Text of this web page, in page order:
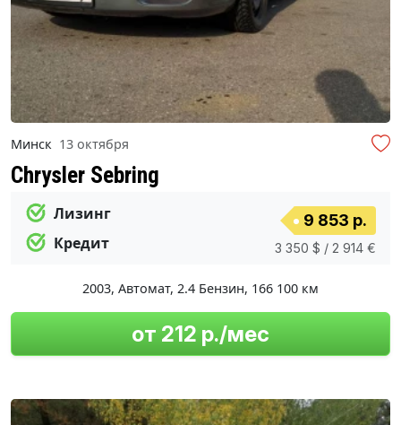
Минск 13 октября
Chrysler Sebring
Лизинг
Кредит
9 853 р.
3 350 $ / 2 914 €
2003, Автомат, 2.4 Бензин, 166 100 км
от 212 р./мес